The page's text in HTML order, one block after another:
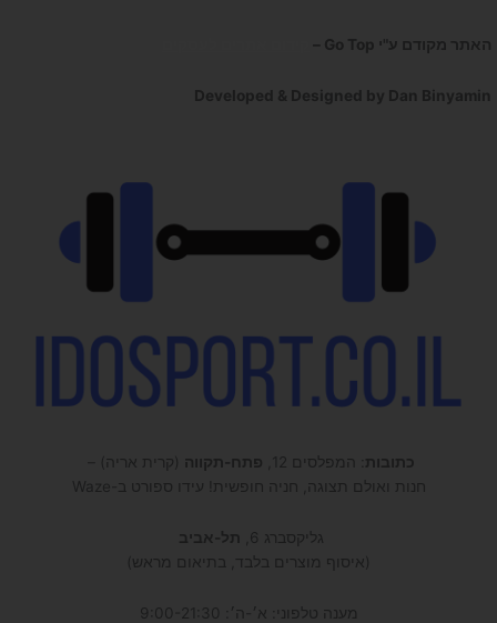
האתר מקודם ע"י Go Top –
Developed & Designed by Dan Binyamin
כתובות : המפלסים 12, פתח-תקווה (קרית אריה) –
חנות ואולם תצוגה, חניה חופשית! עידו ספורט ב-Waze
גליקסברג 6,
תל-אביב
(איסוף מוצרים בלבד, בתיאום מראש)
מענה טלפוני: א׳-ה׳: 9:00-21:30